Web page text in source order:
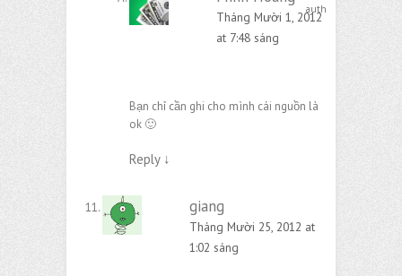
author
Tháng Mười 1, 2012
at 7:48 sáng
Bạn chỉ cần ghi cho mình cái nguồn là
ok 🙂
Reply ↓
giang
Tháng Mười 25, 2012 at
1:02 sáng